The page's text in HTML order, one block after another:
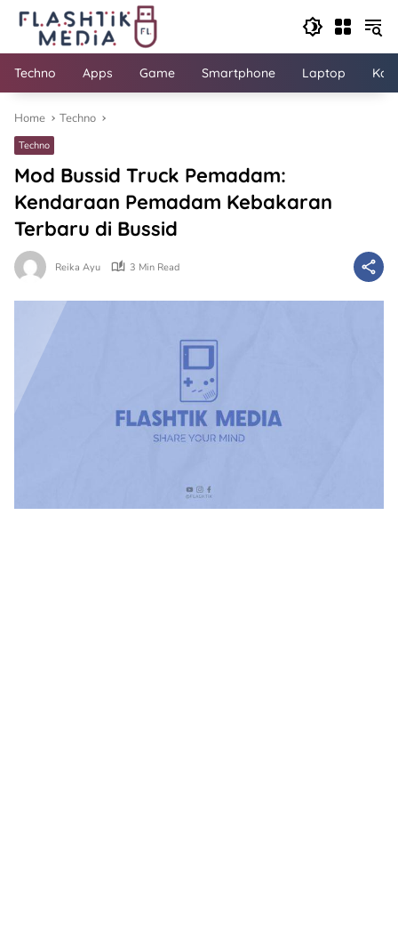
Skip
content
Techno Apps Game Smartphone Laptop
Home Techno
Techno
Mod Bussid Truck Pemadam:
Kendaraan Pemadam Kebakaran
Terbaru di Bussid
Reika Ayu 3 Min Read